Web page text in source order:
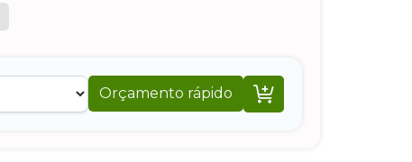
Orçamento rápido 